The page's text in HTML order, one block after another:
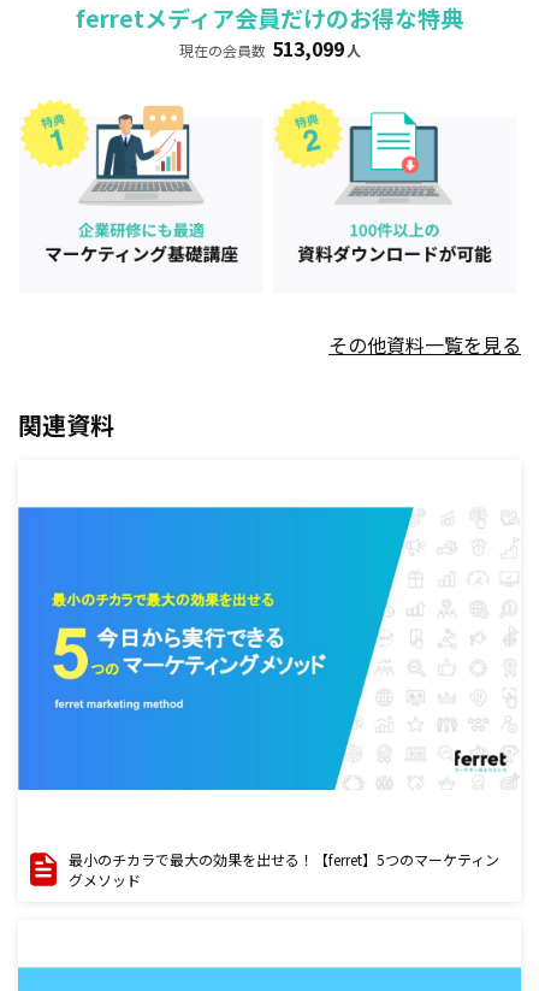
ferretメディア会員だけのお得な特典
現在の会員数 513,099 人
その他資料一覧を見る
関連資料
最小のチカラで最大の効果を出せる！【ferret】5つのマーケティン
グメソッド